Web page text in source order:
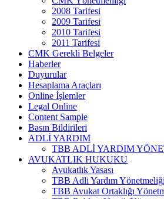
2008 Tarifesi
2009 Tarifesi
2010 Tarifesi
2011 Tarifesi
CMK Gerekli Belgeler
Haberler
Duyurular
Hesaplama Araçları
Online İşlemler
Legal Online
Content Sample
Basın Bildirileri
ADLİ YARDIM
TBB ADLİ YARDIM
AVUKATLIK HUKUKU
Avukatlık Yasası
TBB Adli Yardım Yönetmeliği
TBB Avukat Ortaklığı